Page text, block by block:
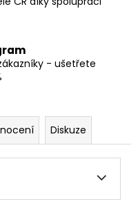
- ušetřete
Diskuze